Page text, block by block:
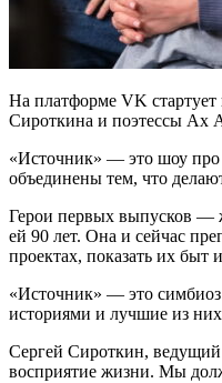
На платформе VK
Сироткина и поэтессы Ах
«Источник» — это шоу про
объединены тем, что
Герои первых выпусков —
ей 90 лет. Она и сейчас
проектах, показать их быт
«Источник» — это симбиоз
историями и лучшие из
Сергей Сироткин, ведущий
восприятие жизни. Мы